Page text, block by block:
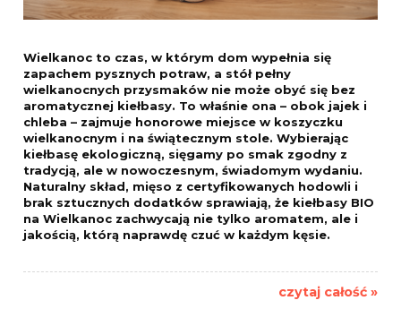
Wielkanoc to czas, w którym dom wypełnia się
zapachem pysznych potraw, a stół pełny
wielkanocnych przysmaków nie może obyć się bez
aromatycznej kiełbasy. To właśnie ona – obok jajek i
chleba – zajmuje honorowe miejsce w koszyczku
wielkanocnym i na świątecznym stole. Wybierając
kiełbasę ekologiczną, sięgamy po smak zgodny z
tradycją, ale w nowoczesnym, świadomym wydaniu.
Naturalny skład, mięso z certyfikowanych hodowli i
brak sztucznych dodatków sprawiają, że kiełbasy BIO
na Wielkanoc zachwycają nie tylko aromatem, ale i
jakością, którą naprawdę czuć w każdym kęsie.
czytaj całość »